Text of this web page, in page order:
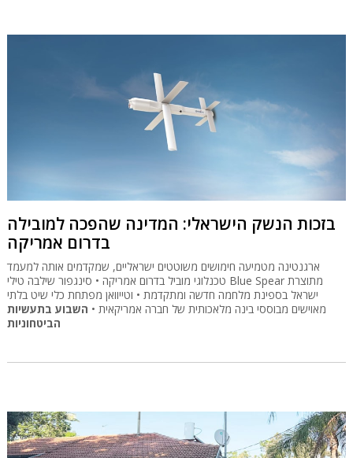
בזכות הנשק הישראלי: המדינה שהפכה למובילה
בדרום אמריקה
ארגנטינה מטמיעה חימושים משוטטים ישראליים, שמקדמים אותה למעמד
טכנלוגי מוביל בדרום אמריקה • סינגפור שילבה טילי Blue Spear מתוצרת
ישראל בספינת מלחמה חדשה ומתקדמת • וטייוואן מפתחת כלי שיט בלתי
מאוישים מבוססי בינה מלאכותית של חברה אמריקאית • השבוע בתעשיות
הביטחוניות